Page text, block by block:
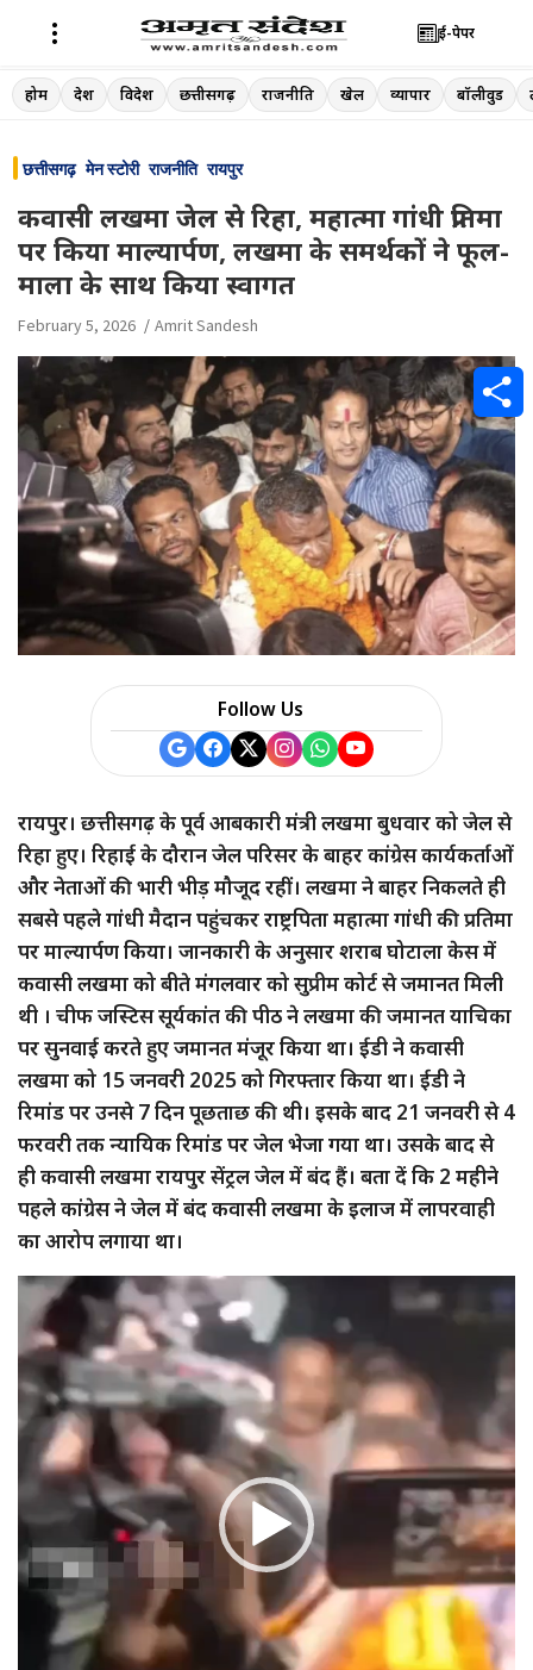
Skip
to
ई-पेपर
होम देश विदेश छत्तीसगढ़ राजनीति खेल व्यापार बॉलीवुड
छत्तीसगढ़ मेन स्टोरी राजनीति रायपुर
कवासी लखमा जेल से रिहा, महात्मा गांधी प्रतिमा
पर किया माल्यार्पण, लखमा के समर्थकों ने फूल-
माला के साथ किया स्वागत
February 5, 2026 Amrit Sandesh
Follow Us
रायपुर। छत्तीसगढ़ के पूर्व आबकारी मंत्री लखमा बुधवार को जेल से
रिहा हुए। रिहाई के दौरान जेल परिसर के बाहर कांग्रेस कार्यकर्ताओं
और नेताओं की भारी भीड़ मौजूद रहीं। लखमा ने बाहर निकलते ही
सबसे पहले गांधी मैदान पहुंचकर राष्ट्रपिता महात्मा गांधी की प्रतिमा
पर माल्यार्पण किया। जानकारी के अनुसार शराब घोटाला केस में
कवासी लखमा को बीते मंगलवार को सुप्रीम कोर्ट से जमानत मिली
थी । चीफ जस्टिस सूर्यकांत की पीठ ने लखमा की जमानत याचिका
पर सुनवाई करते हुए जमानत मंजूर किया था। ईडी ने कवासी
लखमा को 15 जनवरी 2025 को गिरफ्तार किया था। ईडी ने
रिमांड पर उनसे 7 दिन पूछताछ की थी। इसके बाद 21 जनवरी से 4
फरवरी तक न्यायिक रिमांड पर जेल भेजा गया था। उसके बाद से
ही कवासी लखमा रायपुर सेंट्रल जेल में बंद हैं। बता दें कि 2 महीने
पहले कांग्रेस ने जेल में बंद कवासी लखमा के इलाज में लापरवाही
का आरोप लगाया था।
Video
Player
S
h
a
r
e